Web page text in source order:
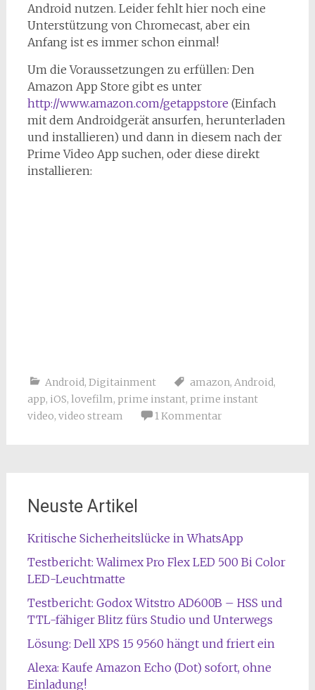
Android nutzen. Leider fehlt hier noch eine
Unterstützung von Chromecast, aber ein
Anfang ist es immer schon einmal!
Um die Voraussetzungen zu erfüllen: Den
Amazon App Store gibt es unter
http://www.amazon.com/getappstore (Einfach
mit dem Androidgerät ansurfen, herunterladen
und installieren) und dann in diesem nach der
Prime Video App suchen, oder diese direkt
installieren:
Android, Digitainment amazon, Android,
app, iOS, lovefilm, prime instant, prime instant
video, video stream 1 Kommentar
Neuste Artikel
Kritische Sicherheitslücke in WhatsApp
Testbericht: Walimex Pro Flex LED 500 Bi Color
LED-Leuchtmatte
Testbericht: Godox Witstro AD600B – HSS und
TTL-fähiger Blitz fürs Studio und Unterwegs
Lösung: Dell XPS 15 9560 hängt und friert ein
Alexa: Kaufe Amazon Echo (Dot) sofort, ohne
Einladung!